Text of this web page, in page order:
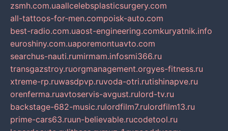
zsmh.com.uaallcelebsplasticsurgery.com
all-tattoos-for-men.compoisk-auto.com
best-radio.com.uaost-engineering.comkuryatnik.info
euroshiny.com.uaporemontuavto.com
searchus-nauti.rumirmam.infosmi366.ru
transgazstroy.ruorgmanagement.orgyes-fitness.ru
xtreme-rp.ruwasdpvp.ruvoda-otri.rutishinapve.ru
orenferma.ruavtoservis-avgust.rulord-tv.ru
backstage-682-music.rulordfilm7.rulordfilm13.ru
prime-cars63.ruun-believable.rucodetool.ru